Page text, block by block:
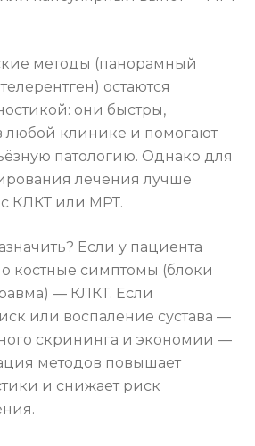
методы (панорамный
остаются
они быстры,
любой клинике и помогают
патологию. Однако для
лечения лучше
с КЛКТ или МРТ.
Если у пациента
костные симптомы (блоки
— КЛКТ. Если
или воспаление сустава —
скрининга и экономии —
методов повышает
и снижает риск